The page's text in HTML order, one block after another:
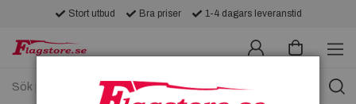
Stort utbud Bra priser 1-4 dagars leveranstid